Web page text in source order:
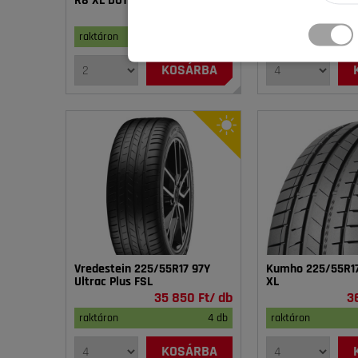
raktáron
KOSÁRBA
raktáron
Vredestein 225/55R17 97Y
Ultrac Plus FSL
35 850 Ft/ db
raktáron 4 db
KOSÁRBA
Kumho 225/
XL
raktáron